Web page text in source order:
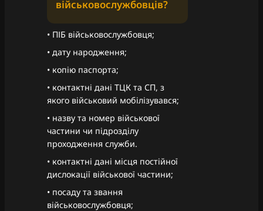
військовослужбовців?
• ПІБ військовослужбовця;
• дату народження;
• копію паспорта;
• контактні дані ТЦК та СП, з
якого військовий мобілізувався;
• назву та номер військової
частини чи підрозділу
проходження служби.
• контактні дані місця постійної
дислокації військової частини;
• посаду та звання
військовослужбовця;